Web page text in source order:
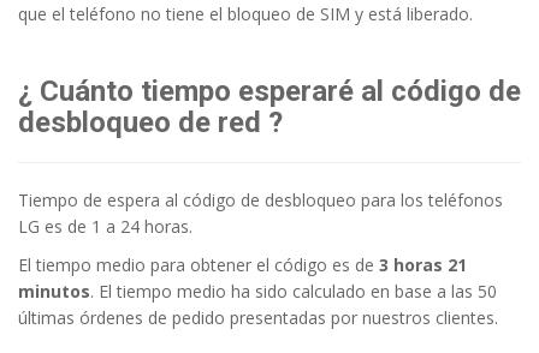
que el teléfono no tiene el bloqueo de SIM y está liberado.
¿ Cuánto tiempo esperaré al código de
desbloqueo de red ?
Tiempo de espera al código de desbloqueo para los teléfonos
LG es de 1 a 24 horas.
El tiempo medio para obtener el código es de 3 horas 21
minutos. El tiempo medio ha sido calculado en base a las 50
últimas órdenes de pedido presentadas por nuestros clientes.